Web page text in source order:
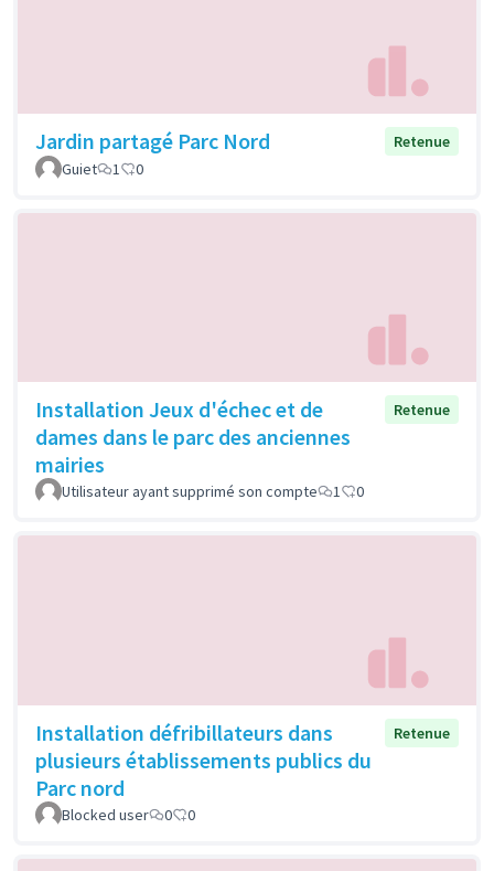
Jardin partagé Parc Nord
Retenue
Guiet
1 0
Installation Jeux d'échec et de
dames dans le parc des anciennes
mairies
Retenue
Utilisateur ayant supprimé son compte 1 0
Installation défribillateurs dans
plusieurs établissements publics du
Parc nord
Retenue
Blocked user 0 0